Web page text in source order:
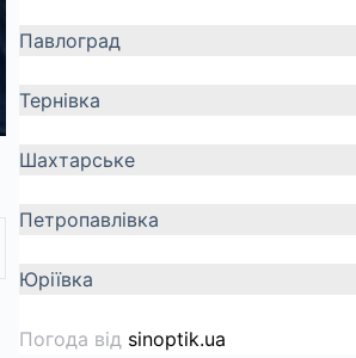
Павлоград
Тернівка
Шахтарське
Петропавлівка
Юріївка
Погода від sinoptik.ua